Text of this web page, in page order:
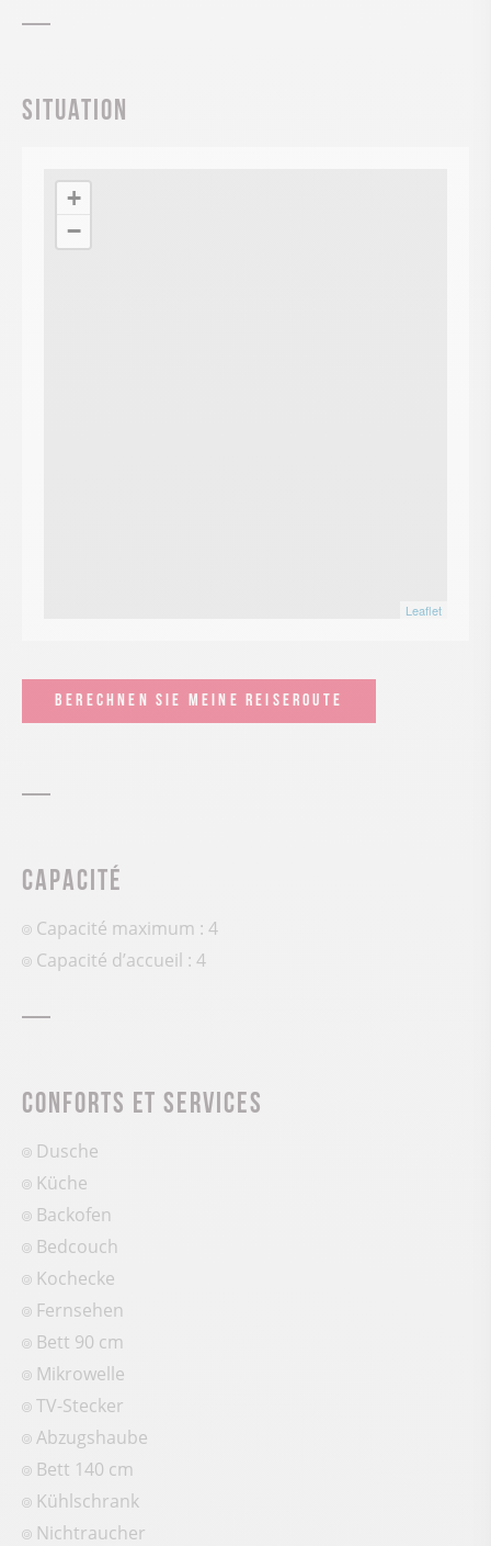
Situation
+
−
Leaflet
BERECHNEN SIE MEINE REISEROUTE
Capacité
Capacité maximum : 4
Capacité d’accueil : 4
Conforts et services
Dusche
Küche
Backofen
Bedcouch
Kochecke
Fernsehen
Bett 90 cm
Mikrowelle
TV-Stecker
Abzugshaube
Bett 140 cm
Kühlschrank
Nichtraucher